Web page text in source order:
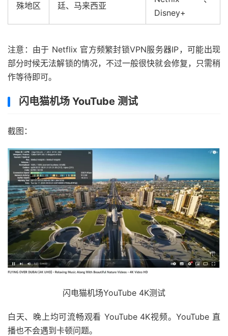
殊地区 廷、马来西亚
Disney+
注意：由于 Netflix 官方频繁封锁VPN服务器IP，可能出现
部分时候无法解锁的情况，不过一般很快就会修复，只需稍
作等待即可。
闪电猫机场 YouTube 测试
截图：
闪电猫机场YouTube 4K测试
白天、晚上均可流畅观看 YouTube 4K视频。YouTube 直
播也不会遇到卡顿问题。